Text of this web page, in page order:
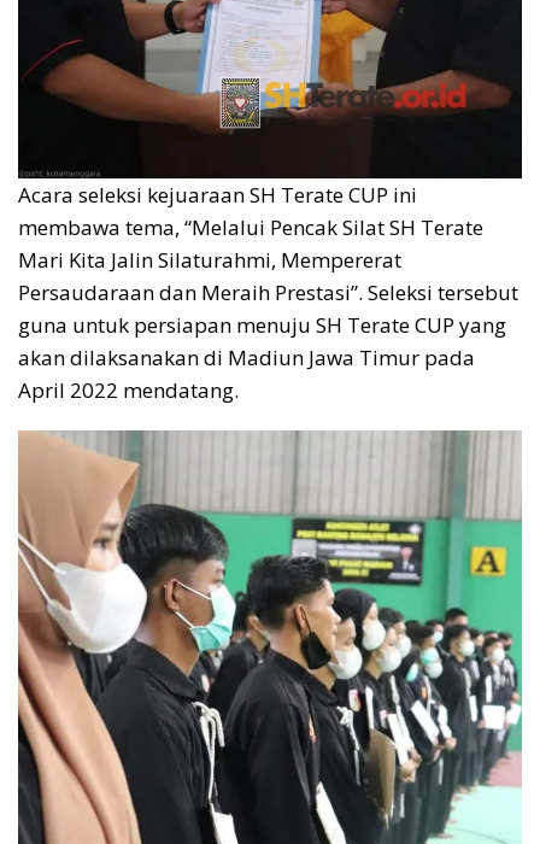
Acara seleksi kejuaraan SH Terate CUP ini
membawa tema, “Melalui Pencak Silat SH Terate
Mari Kita Jalin Silaturahmi, Mempererat
Persaudaraan dan Meraih Prestasi”. Seleksi tersebut
guna untuk persiapan menuju SH Terate CUP yang
akan dilaksanakan di Madiun Jawa Timur pada
April 2022 mendatang.